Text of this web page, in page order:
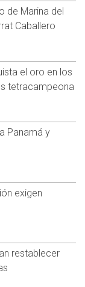
de Marina del
Caballero
el oro en los
tetracampeona
Panamá y
exigen
restablecer